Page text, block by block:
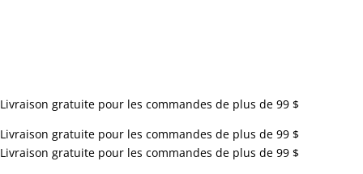
Livraison gratuite pour les commandes de plus de 99 $
Livraison gratuite pour les commandes de plus de 99 $
Livraison gratuite pour les commandes de plus de 99 $